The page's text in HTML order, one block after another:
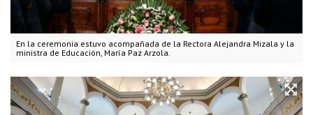
En la ceremonia estuvo acompañada de la Rectora Alejandra Mizala y la
ministra de Educación, María Paz Arzola.